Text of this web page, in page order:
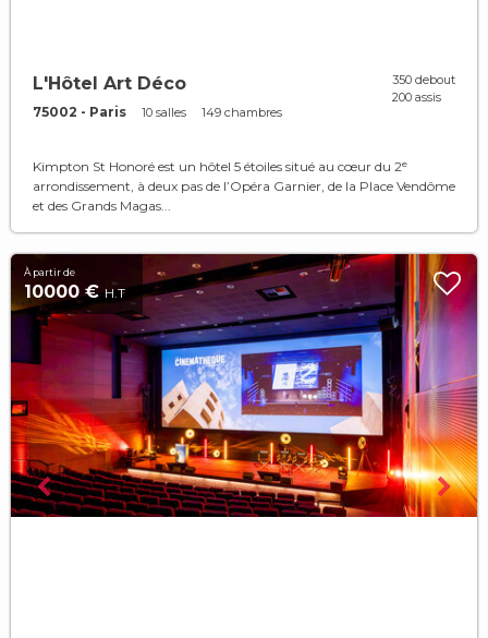
L'Hôtel Art Déco
75002 - Paris 10 salles 149 chambres
350 debout
200 assis
Kimpton St Honoré est un hôtel 5 étoiles situé au cœur du 2ᵉ
arrondissement, à deux pas de l’Opéra Garnier, de la Place Vendôme
et des Grands Magas...
À partir de
10000 €H.T